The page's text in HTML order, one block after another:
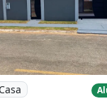
MUTUM - MT,
Casa
Casa